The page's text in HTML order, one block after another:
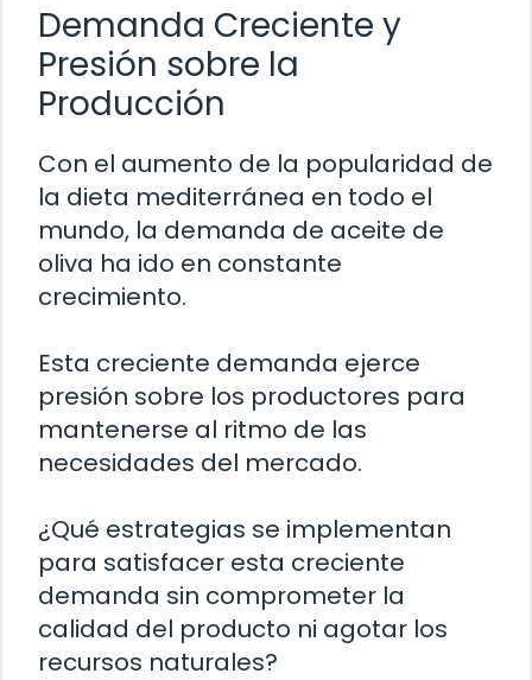
Demanda Creciente y
Presión sobre la
Producción
Con el aumento de la popularidad de
la dieta mediterránea en todo el
mundo, la demanda de aceite de
oliva ha ido en constante
crecimiento.
Esta creciente demanda ejerce
presión sobre los productores para
mantenerse al ritmo de las
necesidades del mercado.
¿Qué estrategias se implementan
para satisfacer esta creciente
demanda sin comprometer la
calidad del producto ni agotar los
recursos naturales?